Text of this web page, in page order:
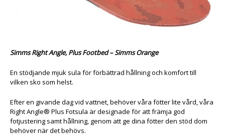
Simms Right Angle, Plus Footbed – Simms Orange
En stödjande mjuk sula för förbättrad hållning och komfort till
vilken sko som helst.
Efter en givande dag vid vattnet, behöver våra fötter lite vård, våra
Right Angle® Plus Fotsula är designade för att främja god
fotjustering samt hållning, genom att ge dina fötter den stöd dom
behöver när det behövs.